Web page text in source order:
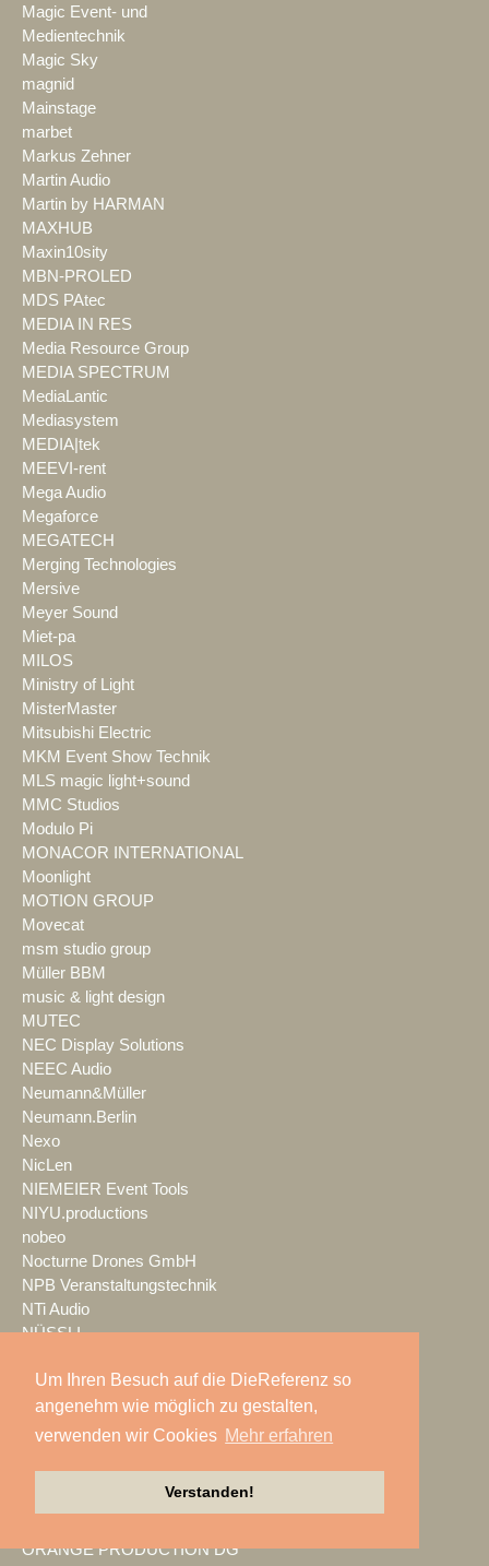
Um Ihren Besuch auf die DieReferenz so
angenehm wie möglich zu gestalten,
verwenden wir Cookies Mehr erfahren
Verstanden!
Magic Event- und
Medientechnik
Magic Sky
magnid
Mainstage
marbet
Markus Zehner
Martin Audio
Martin by HARMAN
MAXHUB
Maxin10sity
MBN-PROLED
MDS PAtec
MEDIA IN RES
Media Resource Group
MEDIA SPECTRUM
MediaLantic
Mediasystem
MEDIA|tek
MEEVI-rent
Mega Audio
Megaforce
MEGATECH
Merging Technologies
Mersive
Meyer Sound
Miet-pa
MILOS
Ministry of Light
MisterMaster
Mitsubishi Electric
MKM Event Show Technik
MLS magic light+sound
MMC Studios
Modulo Pi
MONACOR INTERNATIONAL
Moonlight
MOTION GROUP
Movecat
msm studio group
Müller BBM
music & light design
MUTEC
NEC Display Solutions
NEEC Audio
Neumann&Müller
Neumann.Berlin
Nexo
NicLen
NIEMEIER Event Tools
NIYU.productions
nobeo
Nocturne Drones GmbH
NPB Veranstaltungstechnik
NTi Audio
NÜSSLI
Octopus
Oehlbach Kabel
OETHG
ORANGE PRODUCTION DG